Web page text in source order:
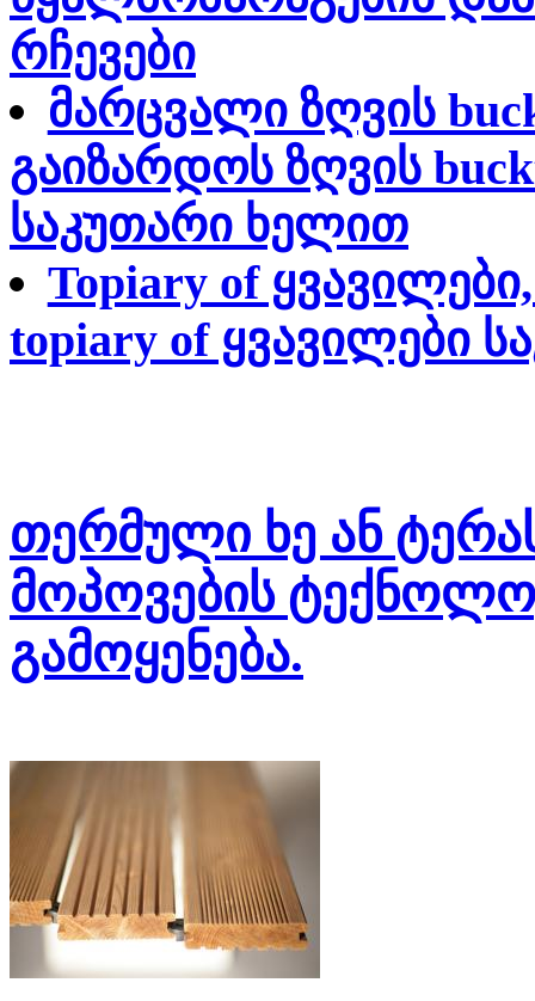
რჩევები
მარცვალი ზღვის
გაიზარდოს ზღვის
საკუთარი ხელით
Topiary of
topiary of ყვავილები
თერმული ხე ან
მოპოვების
გამოყენება.